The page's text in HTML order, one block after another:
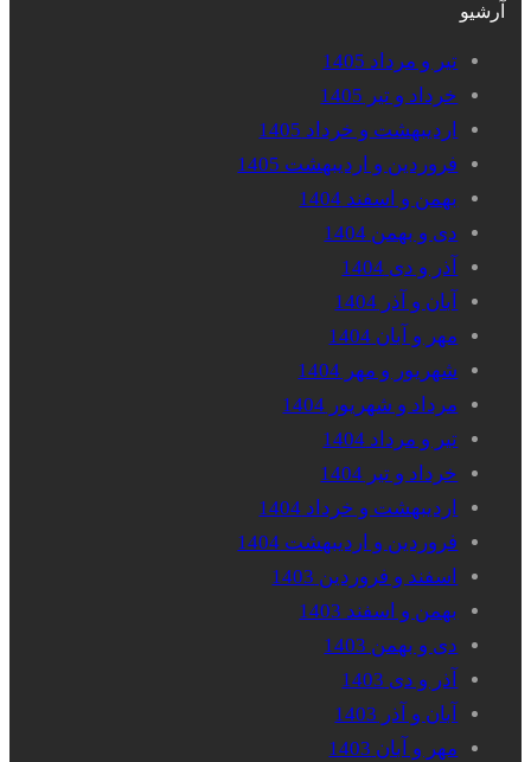
آرشیو
تیر و مرداد 1405
خرداد و تیر 1405
اردیبهشت و خرداد 1405
فروردین و اردیبهشت 1405
بهمن و اسفند 1404
دی و بهمن 1404
آذر و دی 1404
آبان و آذر 1404
مهر و آبان 1404
شهریور و مهر 1404
مرداد و شهریور 1404
تیر و مرداد 1404
خرداد و تیر 1404
اردیبهشت و خرداد 1404
فروردین و اردیبهشت 1404
اسفند و فروردین 1403
بهمن و اسفند 1403
دی و بهمن 1403
آذر و دی 1403
آبان و آذر 1403
مهر و آبان 1403